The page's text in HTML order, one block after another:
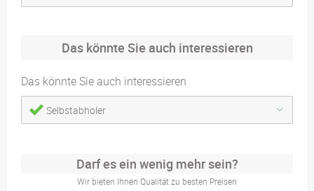
Das könnte Sie auch interessieren
Das könnte Sie auch interessieren
Selbstabholer
Darf es ein wenig mehr sein?
Wir bieten Ihnen Qualität zu besten Preisen